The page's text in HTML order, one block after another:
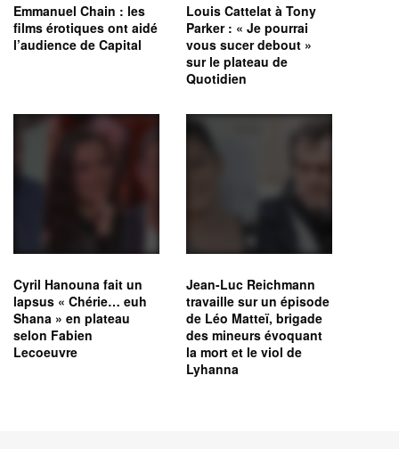
Emmanuel Chain : les
films érotiques ont aidé
l’audience de Capital
Louis Cattelat à Tony
Parker : « Je pourrai
vous sucer debout »
sur le plateau de
Quotidien
Cyril Hanouna fait un
lapsus « Chérie… euh
Shana » en plateau
selon Fabien
Lecoeuvre
Jean-Luc Reichmann
travaille sur un épisode
de Léo Matteï, brigade
des mineurs évoquant
la mort et le viol de
Lyhanna